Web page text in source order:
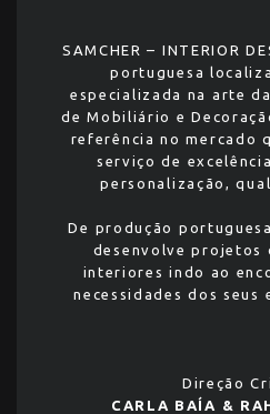
SAMCHER – INTERIOR
portuguesa
especializada na arte
de Mobiliário e
referência no mercado
serviço de
personalização,
De produção
desenvolve projetos
interiores indo ao
necessidades dos seus
Direção
CARLA BAÍA &